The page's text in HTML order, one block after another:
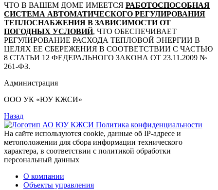
ЧТО В ВАШЕМ ДОМЕ ИМЕЕТСЯ РАБОТОСПОСОБНАЯ
СИСТЕМА АВТОМАТИЧЕСКОГО РЕГУЛИРОВАНИЯ
ТЕПЛОСНАБЖЕНИЯ В ЗАВИСИМОСТИ ОТ
ПОГОДНЫХ УСЛОВИЙ, ЧТО ОБЕСПЕЧИВАЕТ
РЕГУЛИРОВАНИЕ РАСХОДА ТЕПЛОВОЙ ЭНЕРГИИ В
ЦЕЛЯХ ЕЕ СБЕРЕЖЕНИЯ В СООТВЕТСТВИИ С ЧАСТЬЮ
8 СТАТЬИ 12 ФЕДЕРАЛЬНОГО ЗАКОНА ОТ 23.11.2009 №
261-ФЗ.
Администрация
ООО УК «ЮУ КЖСИ»
Назад
Политика конфиденциальности
На сайте используются cookie, данные об IP-адресе и
метоположении для сбора информации технического
характера, в соответствии с политикой обработки
персональный данных
О компании
Объекты управления